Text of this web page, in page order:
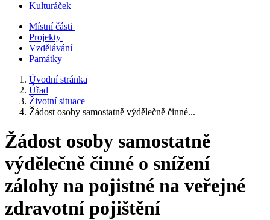
Kulturáček
Místní části
Projekty
Vzdělávání
Památky
Úvodní stránka
Úřad
Životní situace
Žádost osoby samostatně výdělečně činné...
Žádost osoby samostatně
výdělečně činné o snížení
zálohy na pojistné na veřejné
zdravotní pojištění